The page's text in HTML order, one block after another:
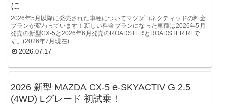
に
2026年5月以降に発売された車種についてマツダコネクティッドの料金
プランが変わっています！新しい料金プランになった車種は2026年5月
発売の新型CX-5と2026年6月発売のROADSTERとROADSTER RFで
す。(2026年7月現在)
2026.07.17
2026 新型 MAZDA CX-5 e-SKYACTIV G 2.5
(4WD) Lグレード 初試乗！